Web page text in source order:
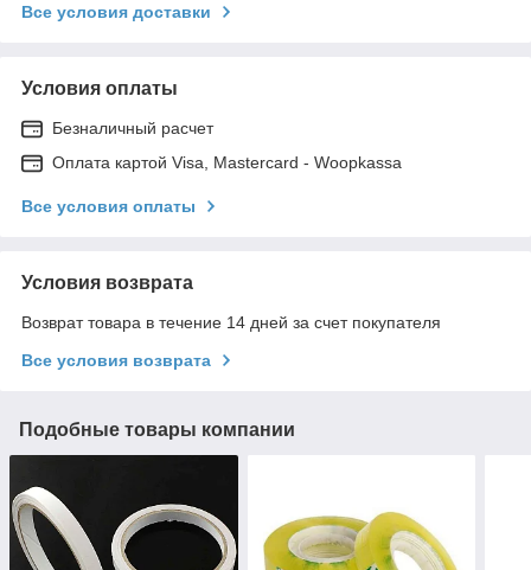
Все условия доставки
Условия оплаты
Безналичный расчет
Оплата картой Visa, Mastercard - Woopkassa
Все условия оплаты
Условия возврата
Возврат товара в течение 14 дней за счет покупателя
Все условия возврата
Подобные товары компании